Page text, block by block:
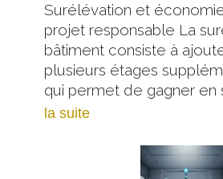
Surélévation et
projet responsable La
bâtiment consiste à
plusieurs étages
qui permet de gagner en
la suite